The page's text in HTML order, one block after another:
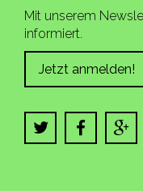
Mit unserem
informiert.
Jetzt anmelden!